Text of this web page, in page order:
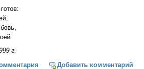
г.
то в небо поднимусь...Добавить комментарий